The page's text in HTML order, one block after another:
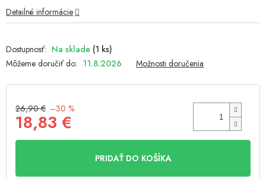
Na sklade (1 ks)
Môžeme doručiť do: 11.8.2026 Možnosti doručenia
26,90 € –30 %
18,83 €
Jednotková
PRIDAŤ DO KOŠÍKA
Detailné informácie